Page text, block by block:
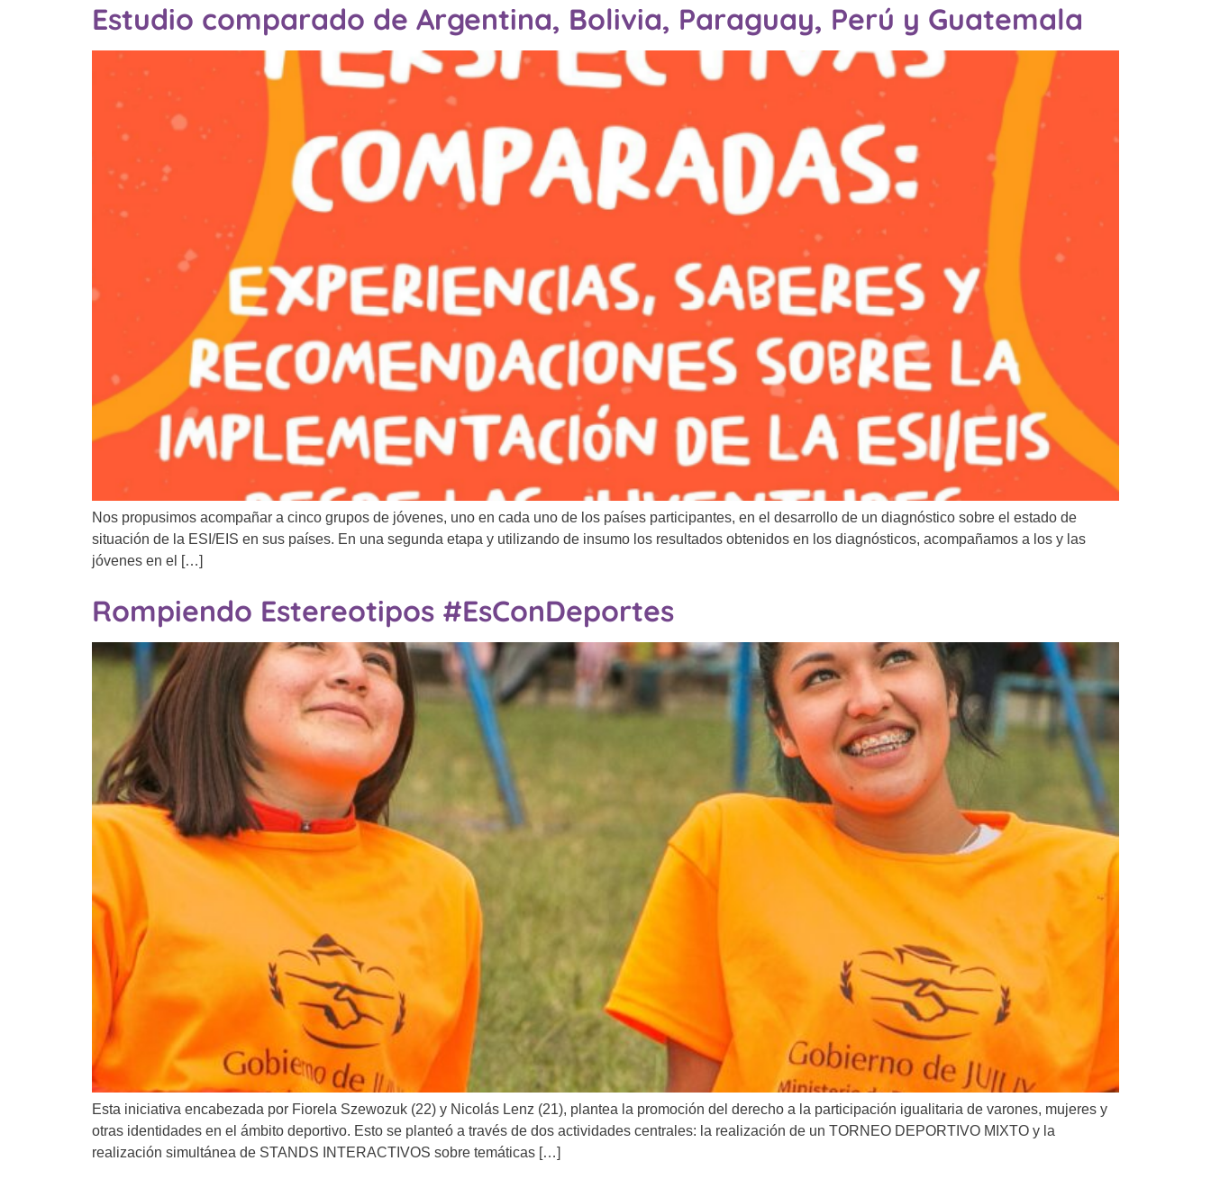
Estudio comparado de Argentina, Bolivia, Paraguay, Perú y Guatemala
Nos propusimos acompañar a cinco grupos de jóvenes, uno en cada uno de los países participantes, en el desarrollo de un diagnóstico sobre el estado de
situación de la ESI/EIS en sus países. En una segunda etapa y utilizando de insumo los resultados obtenidos en los diagnósticos, acompañamos a los y las
jóvenes en el […]
Rompiendo Estereotipos #EsConDeportes
Esta iniciativa encabezada por Fiorela Szewozuk (22) y Nicolás Lenz (21), plantea la promoción del derecho a la participación igualitaria de varones, mujeres y
otras identidades en el ámbito deportivo. Esto se planteó a través de dos actividades centrales: la realización de un TORNEO DEPORTIVO MIXTO y la
realización simultánea de STANDS INTERACTIVOS sobre temáticas […]